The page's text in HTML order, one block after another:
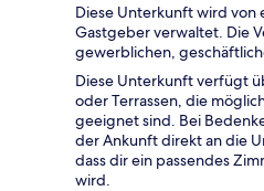
Diese Unterkunft wird von
Gastgeber verwaltet. Die
gewerblichen,
Diese Unterkunft verfügt
oder Terrassen, die
geeignet sind. Bei
der Ankunft direkt an die
dass dir ein passendes
wird.